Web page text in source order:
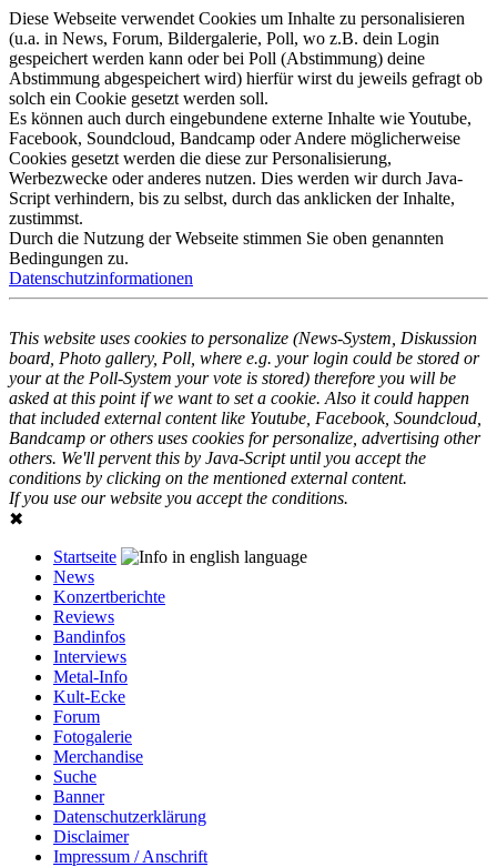
Diese Webseite verwendet Cookies um Inhalte zu personalisieren
(u.a. in News, Forum, Bildergalerie, Poll, wo z.B. dein Login
gespeichert werden kann oder bei Poll (Abstimmung) deine
Abstimmung abgespeichert wird) hierfür wirst du jeweils gefragt ob
solch ein Cookie gesetzt werden soll.
Es können auch durch eingebundene externe Inhalte wie Youtube,
Facebook, Soundcloud, Bandcamp oder Andere möglicherweise
Cookies gesetzt werden die diese zur Personalisierung,
Werbezwecke oder anderes nutzen. Dies werden wir durch Java-
Script verhindern, bis zu selbst, durch das anklicken der Inhalte,
zustimmst.
Durch die Nutzung der Webseite stimmen Sie oben genannten
Bedingungen zu.
Datenschutzinformationen
This website uses cookies to personalize (News-System, Diskussion
board, Photo gallery, Poll, where e.g. your login could be stored or
your at the Poll-System your vote is stored) therefore you will be
asked at this point if we want to set a cookie. Also it could happen
that included external content like Youtube, Facebook, Soundcloud,
Bandcamp or others uses cookies for personalize, advertising other
others. We'll pervent this by Java-Script until you accept the
conditions by clicking on the mentioned external content.
If you use our website you accept the conditions.
✖
Startseite
News
Konzertberichte
Reviews
Bandinfos
Interviews
Metal-Info
Kult-Ecke
Forum
Fotogalerie
Merchandise
Suche
Banner
Datenschutzerklärung
Disclaimer
Impressum / Anschrift